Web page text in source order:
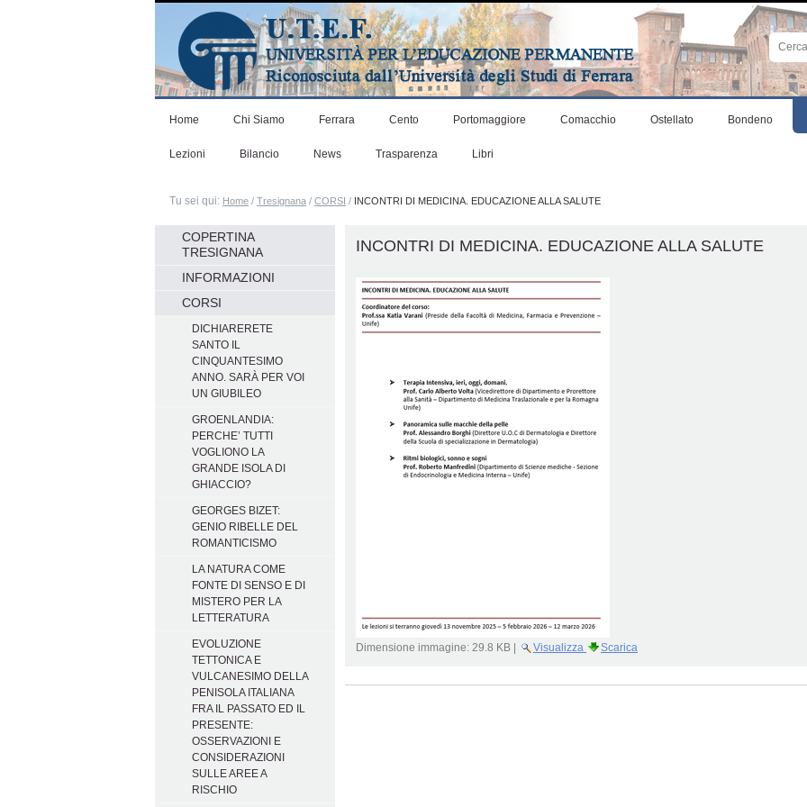
contenuti.
Salta
alla
Cerca
nel
sito
Ricerca
Home Chi Siamo Ferrara Cento Portomaggiore Comacchio Ostellato Bondeno
Lezioni Bilancio News Trasparenza Libri
Tu sei qui: Home / Tresignana / CORSI / INCONTRI DI MEDICINA. EDUCAZIONE ALLA SALUTE
INCONTRI DI MEDICINA. EDUCAZIONE ALLA SALUTE
Dimensione immagine: 29.8 KB Visualizza Scarica
Azioni
Navigazione
COPERTINA
TRESIGNANA
INFORMAZIONI
CORSI
DICHIARERETE
SANTO IL
CINQUANTESIMO
ANNO. SARÀ PER VOI
UN GIUBILEO
GROENLANDIA:
PERCHE’ TUTTI
VOGLIONO LA
GRANDE ISOLA DI
GHIACCIO?
GEORGES BIZET:
GENIO RIBELLE DEL
ROMANTICISMO
LA NATURA COME
FONTE DI SENSO E DI
MISTERO PER LA
LETTERATURA
EVOLUZIONE
TETTONICA E
VULCANESIMO DELLA
PENISOLA ITALIANA
FRA IL PASSATO ED IL
PRESENTE:
OSSERVAZIONI E
CONSIDERAZIONI
SULLE AREE A
RISCHIO